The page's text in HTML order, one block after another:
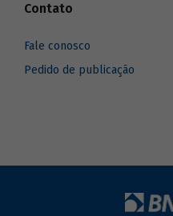
Contato
Fale conosco
Pedido de publicação